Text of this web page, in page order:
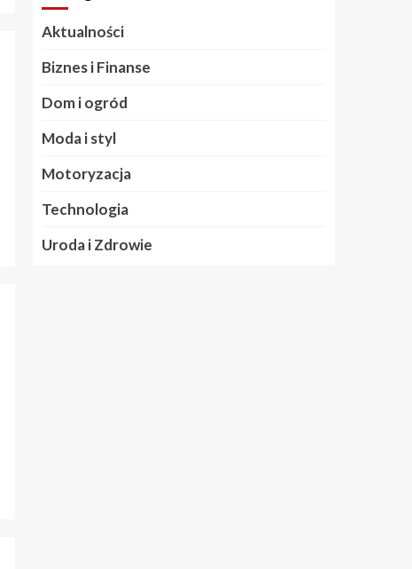
Aktualności
Biznes i Finanse
Dom i ogród
Moda i styl
Motoryzacja
Technologia
Uroda i Zdrowie